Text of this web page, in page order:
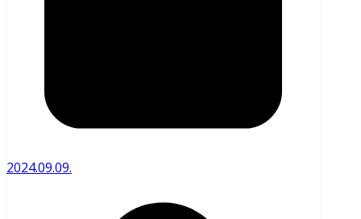
2024.09.09.